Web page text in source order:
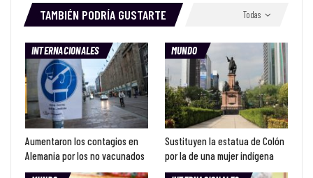
Todas
TAMBIÉN PODRÍA GUSTARTE
INTERNACIONALES
Aumentaron los contagios en
Alemania por los no vacunados
MUNDO
Sustituyen la estatua de Colón
por la de una mujer indígena